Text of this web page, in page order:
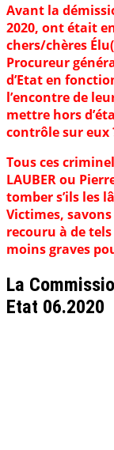
Avant la
2020, ont était
chers/chères
Procureur
d’Etat en
l’encontre de
mettre hors
contrôle sur eux
Tous ces
LAUBER ou
tomber s’ils les
Victimes,
recouru à de
moins graves
La
Etat 06.2020